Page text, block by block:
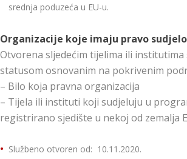
srednja poduzeća u EU-u.
Organizacije koje imaju pravo
Otvorena sljedećim tijelima ili institutima
statusom osnovanim na pokrivenim
– Bilo koja pravna organizacija
– Tijela ili instituti koji sudjeluju u
registrirano sjedište u nekoj od zemalja
Službeno otvoren od: 10.11.2020.